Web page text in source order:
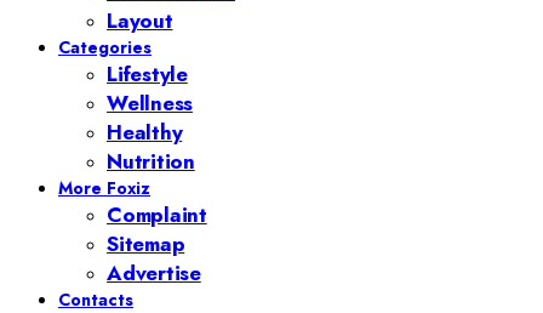
Layout
Categories
Lifestyle
Wellness
Healthy
Nutrition
More Foxiz
Complaint
Sitemap
Advertise
Contacts